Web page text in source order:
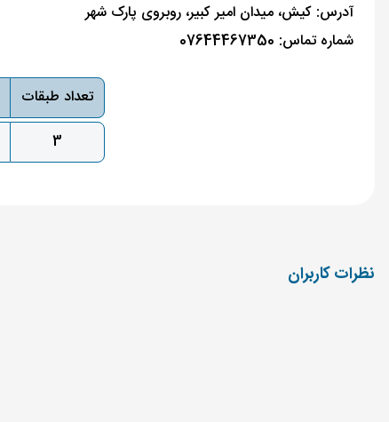
آدرس: کیش، میدان امیر کبیر، روبروی پارک شهر
شماره تماس: 07644467350
تعداد طبقات
3
نظرات کاربران